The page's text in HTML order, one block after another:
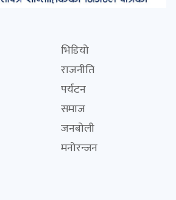
भिडियो
राजनीति
पर्यटन
समाज
जनबोली
मनोरन्जन